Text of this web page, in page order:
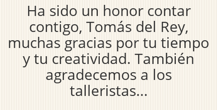
Ha sido un honor contar
contigo, Tomás del Rey,
muchas gracias por tu tiempo
y tu creatividad. También
agradecemos a los
talleristas...